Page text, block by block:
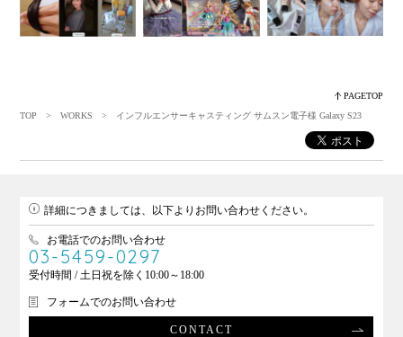
PAGETOP
TOP
>WORKS > インフルエンサーキャスティング サムスン電子様 Galaxy S23
詳細につきましては、以下よりお問い合わせください。
お電話でのお問い合わせ
03-5459-0297
受付時間 / 土日祝を除く10:00～18:00
フォームでのお問い合わせ
CONTACT